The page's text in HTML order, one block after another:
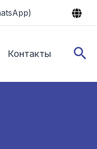
Контакты